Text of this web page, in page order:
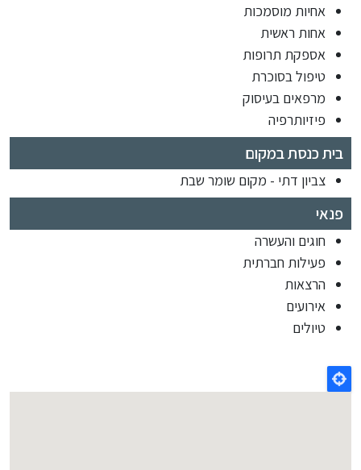
אחיות מוסמכות
אחות ראשית
אספקת תרופות
טיפול בסוכרת
מרפאים בעיסוק
פיזיותרפיה
בית כנסת במקום
צביון דתי - מקום שומר שבת
פנאי
חוגים והעשרה
פעילות חברתית
הרצאות
אירועים
טיולים